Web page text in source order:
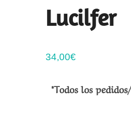
Lucilfer
34,00€
*Todos los